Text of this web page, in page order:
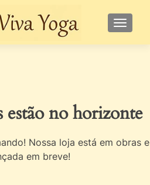
estão no horizonte
Nossa loja está em obras e
em breve!